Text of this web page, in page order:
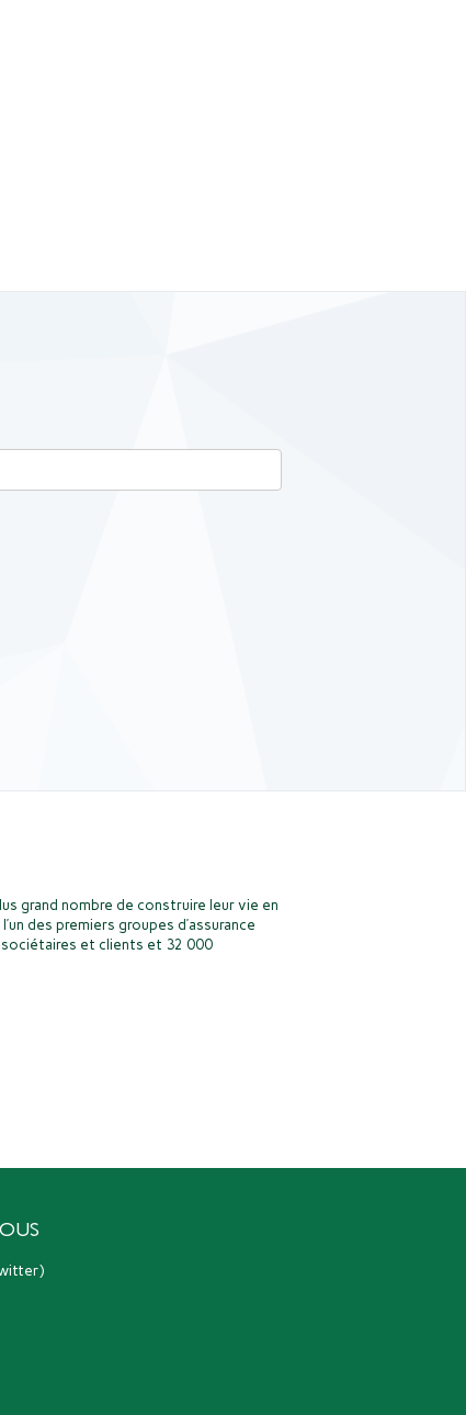
grand nombre de construire leur vie en
des premiers groupes d’assurance
sociétaires et clients et 32 000